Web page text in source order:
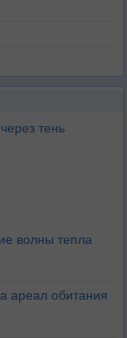
тень
волны тепла
ареал обитания